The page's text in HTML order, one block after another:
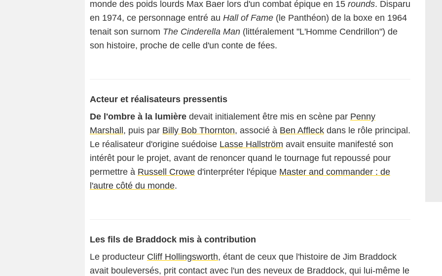
monde des poids lourds Max Baer lors d'un combat épique en 15 rounds. Disparu
en 1974, ce personnage entré au Hall of Fame (le Panthéon) de la boxe en 1964
tenait son surnom The Cinderella Man (littéralement "L'Homme Cendrillon") de
son histoire, proche de celle d'un conte de fées.
Acteur et réalisateurs pressentis
De l'ombre à la lumière devait initialement être mis en scène par Penny
Marshall , puis par Billy Bob Thornton, associé à Ben Affleck dans le rôle principal.
Le réalisateur d'origine suédoise Lasse Hallström avait ensuite manifesté son
intérêt pour le projet, avant de renoncer quand le tournage fut repoussé pour
permettre à Russell Crowe d'interpréter l'épique Master and commander : de
l'autre côté du monde.
Les fils de Braddock mis à contribution
Le producteur Cliff Hollingsworth, étant de ceux que l'histoire de Jim Braddock
avait bouleversés, prit contact avec l'un des neveux de Braddock, qui lui-même le